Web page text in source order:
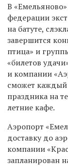
В
федерации
на батуте,
завершится
птица» и
«билетов
и компании
сможет каждый
праздника на
летние кафе.
Аэропорт
доставку до
компании
запланирован